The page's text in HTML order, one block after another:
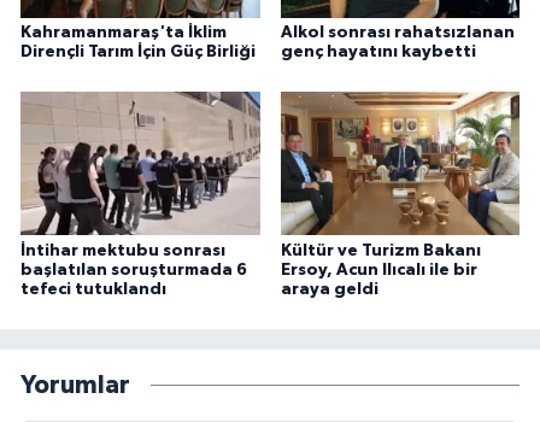
Kahramanmaraş'ta İklim
Dirençli Tarım İçin Güç Birliği
Alkol sonrası rahatsızlanan
genç hayatını kaybetti
İntihar mektubu sonrası
başlatılan soruşturmada 6
tefeci tutuklandı
Kültür ve Turizm Bakanı
Ersoy, Acun Ilıcalı ile bir
araya geldi
Yorumlar